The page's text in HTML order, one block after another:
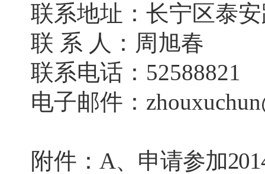
联系地址：长宁区泰
联 系 人：周旭春
联系电话： 52588821
电子邮件：
附件 ： A、申请参加